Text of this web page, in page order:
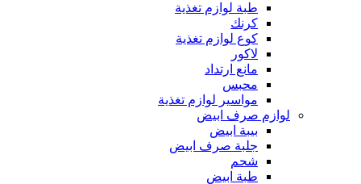
طبة لوازم تغذية
كرنك
كوع لوازم تغذية
لاكور
مانع ارتداد
محبس
مواسير لوازم تغذية
لوازم صرف ابيض
بيبة ابيض
جلبة صرف ابيض
شحم
طبة ابيض